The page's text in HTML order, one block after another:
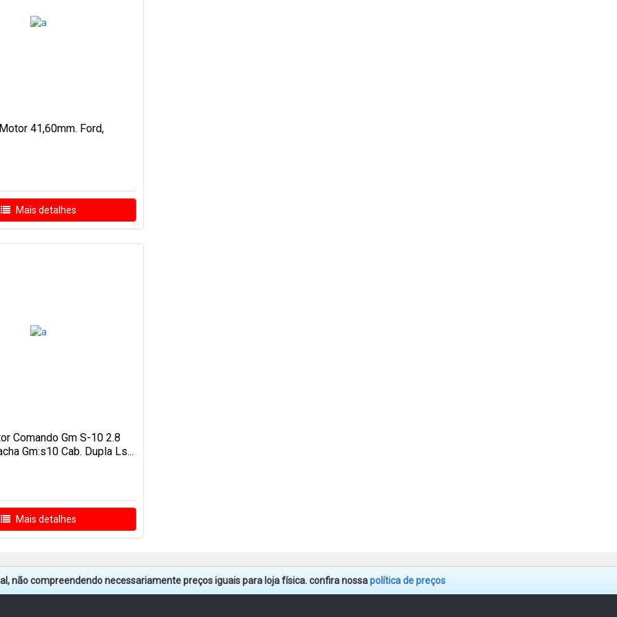
41,60mm. Ford,
Mais detalhes
Comando Gm S-10 2.8
Gm:s10 Cab. Dupla Ls...
Mais detalhes
não compreendendo necessariamente preços iguais para loja física. confira nossapolítica de preços